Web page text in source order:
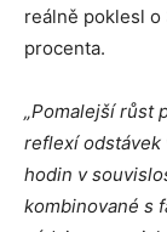
reálně poklesl
procenta.
„Pomalejší růst
reflexí odstávek
hodin v
kombinované s